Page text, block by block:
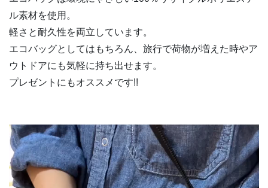
ル素材を使用。
軽さと耐久性を両立しています。
エコバッグとしてはもちろん、旅行で荷物が増えた時やア
ウトドアにも気軽に持ち出せます。
プレゼントにもオススメです!!
動
画
プ
レ